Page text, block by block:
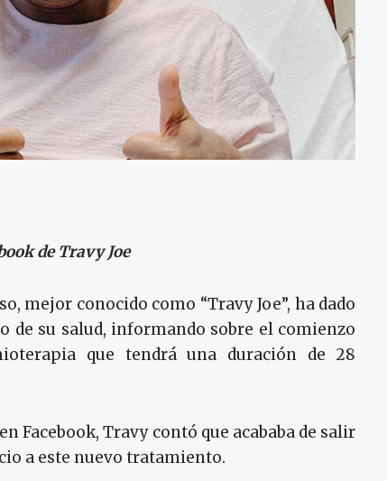
de Travy Joe
mejor conocido como “Travy Joe”, ha dado
de su salud, informando sobre el comienzo
que tendrá una duración de 28
Facebook, Travy contó que acababa de salir
a este nuevo tratamiento.